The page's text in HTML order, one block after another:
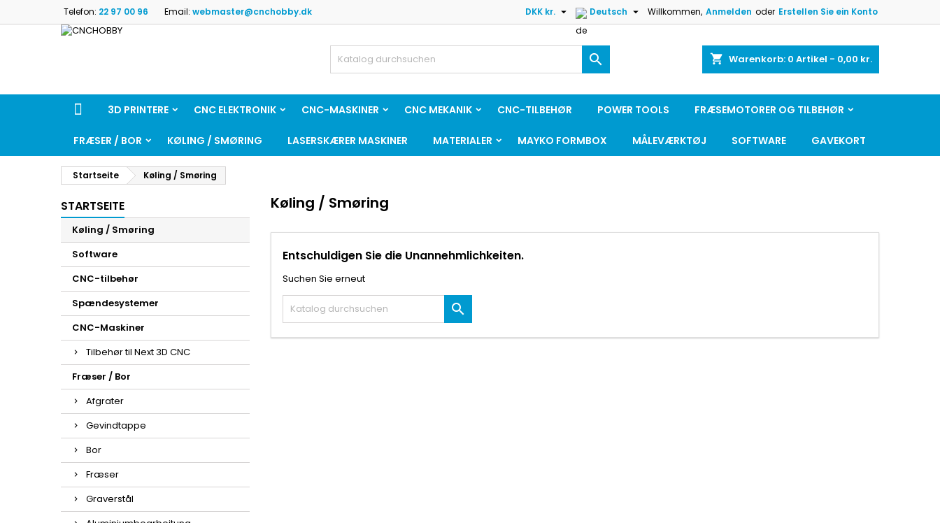
Telefon: 22 97 00 96 Email: webmaster@cnchobby.dk Willkommen, Anmelden oder Erstellen Sie ein Konto
Deutsch 
DKK kr. 
shopping_cart Warenkorb: 0 Artikel - 0,00 kr.

3D PRINTERE CNC ELEKTRONIK CNC-MASKINER CNC MEKANIK CNC-TILBEHØR POWER TOOLS FRÆSEMOTORER OG TILBEHØR
FRÆSER / BOR KØLING / SMØRING LASERSKÆRER MASKINER MATERIALER MAYKO FORMBOX MÅLEVÆRKTØJ SOFTWARE GAVEKORT
Startseite Køling / Smøring
STARTSEITE
Køling / Smøring
Software
CNC-tilbehør
Spændesystemer
CNC-Maskiner
Tilbehør til Next 3D CNC
Fræser / Bor
Afgrater
Gevindtappe
Bor
Fræser
Graverstål
Køling / Smøring
Entschuldigen Sie die Unannehmlichkeiten.
Suchen Sie erneut
